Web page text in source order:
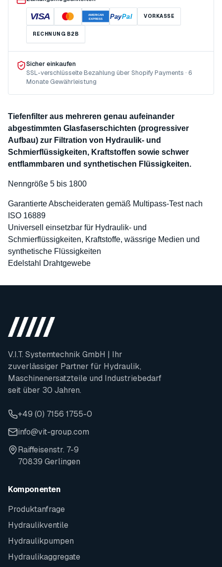
VISA
AMERICAN
EXPRESS
PayPal VORKASSE
RECHNUNG B2B
Sicher einkaufen
SSL-verschlüsselte Bezahlung über Shopify Payments · 6
Monate Gewährleistung
Tiefenfilter aus mehreren genau aufeinander
abgestimmten Glasfaserschichten (progressiver
Aufbau) zur Filtration von Hydraulik- und
Schmierflüssigkeiten, Kraftstoffen sowie schwer
entflammbaren und synthetischen Flüssigkeiten.
Nenngröße 5 bis 1800
Garantierte Abscheideraten gemäß Multipass-Test nach
ISO 16889
Universell einsetzbar für Hydraulik- und
Schmierflüssigkeiten, Kraftstoffe, wässrige Medien und
synthetische Flüssigkeiten
Edelstahl Drahtgewebe
V.I.T. Systemtechnik GmbH | Ihr
zuverlässiger Partner für Hydraulik,
Maschinenersatzteile und Industriebedarf
seit über 30 Jahren.
+49 (0) 7156 1755-0
info@vit-group.com
Raiffeisenstr. 7-9
70839 Gerlingen
Komponenten
Produktanfrage
Hydraulikventile
Hydraulikpumpen
Hydraulikaggregate